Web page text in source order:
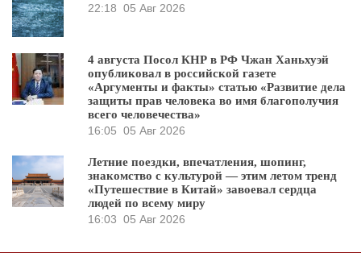
22:18 05 Авг 2026
4 августа Посол КНР в РФ Чжан Ханьхуэй
опубликовал в российской газете
«Аргументы и факты» статью «Развитие дела
защиты прав человека во имя благополучия
всего человечества»
16:05 05 Авг 2026
Летние поездки, впечатления, шопинг,
знакомство с культурой — этим летом тренд
«Путешествие в Китай» завоевал сердца
людей по всему миру
16:03 05 Авг 2026